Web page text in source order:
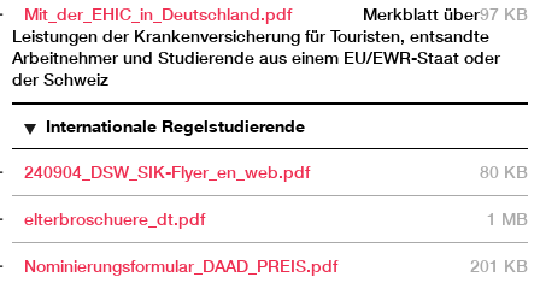
Mit_der_EHIC_in_Deutschland.pdf
Merkblatt über
Leistungen der Krankenversicherung für Touristen, entsandte
Arbeitnehmer und Studierende aus einem EU/EWR-Staat oder
der Schweiz
97 KB
Internationale Regelstudierende
240904_DSW_SIK-Flyer_en_web.pdf 80 KB
elterbroschuere_dt.pdf 1 MB
Nominierungsformular_DAAD_PREIS.pdf 201 KB